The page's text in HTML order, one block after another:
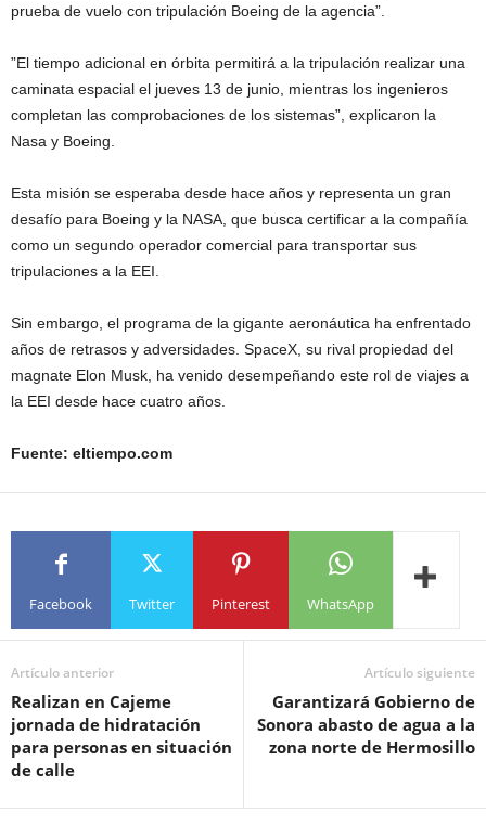
prueba de vuelo con tripulación Boeing de la agencia”.
​”El tiempo adicional en órbita permitirá a la tripulación realizar una
caminata espacial el jueves 13 de junio, mientras los ingenieros
completan las comprobaciones de los sistemas”, explicaron la
Nasa y Boeing.
​Esta misión se esperaba desde hace años y representa un gran
desafío para Boeing y la NASA, que busca certificar a la compañía
como un segundo operador comercial para transportar sus
tripulaciones a la EEI.
Sin embargo, el programa de la gigante aeronáutica ha enfrentado
años de retrasos y adversidades. SpaceX, su rival propiedad del
magnate Elon Musk, ha venido desempeñando este rol de viajes a
la EEI desde hace cuatro años.
Fuente: eltiempo.com
Facebook Twitter Pinterest WhatsApp
Artículo anterior
Realizan en Cajeme
jornada de hidratación
para personas en situación
de calle
Artículo siguiente
Garantizará Gobierno de
Sonora abasto de agua a la
zona norte de Hermosillo